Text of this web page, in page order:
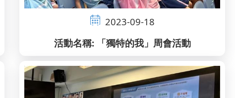
2023-09-18
活動名稱: 「獨特的我」周會活動